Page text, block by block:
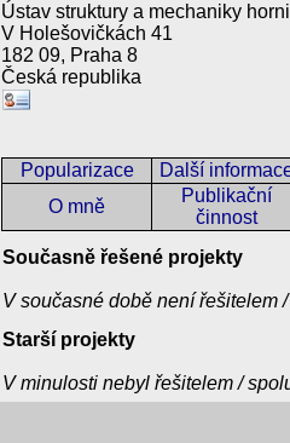
Ústav struktury a mechaniky
V Holešovičkách 41
182 09, Praha 8
Česká republika
Popularizace
Další
O mně
Publikační
činnost
Současně řešené projekty
V současné době není řešitelem
Starší projekty
V minulosti nebyl řešitelem /